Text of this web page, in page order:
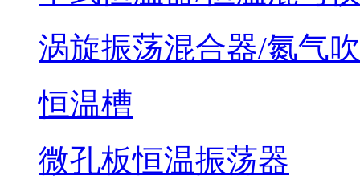
涡旋振荡混合器/氮气
恒温槽
微孔板恒温振荡器